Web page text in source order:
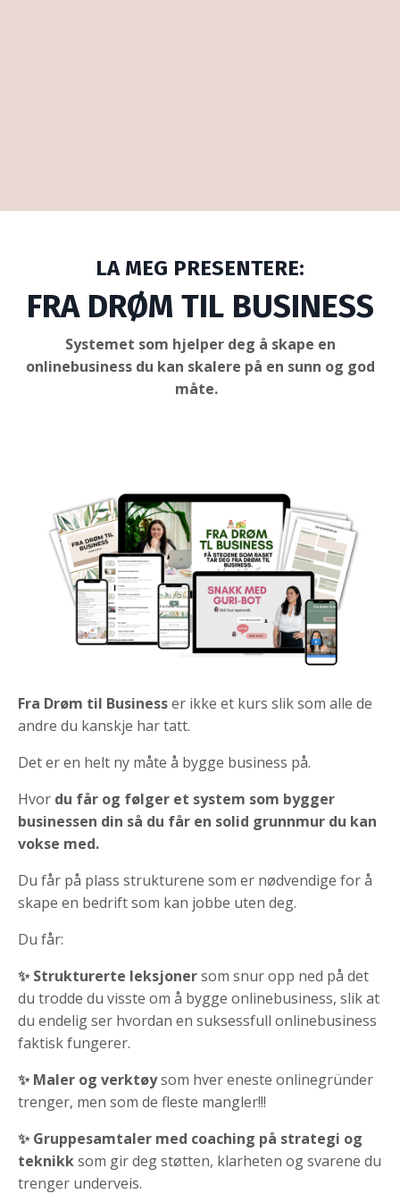
LA MEG PRESENTERE:
FRA DRØM TIL BUSINESS
Systemet som hjelper deg å skape en
onlinebusiness du kan skalere på en sunn og god
måte.
Fra Drøm til Businesser ikke et kurs slik som alle de
andre du kanskje har tatt.
Det er en helt ny måte å bygge business på.
Hvor du får og følger et system som bygger
businessen din så du får en solid grunnmur du kan
vokse med.
Du får på plass strukturene som er nødvendige for å
skape en bedrift som kan jobbe uten deg.
Du får:
✨ Strukturerte leksjonersom snur opp ned på det
du trodde du visste om å bygge onlinebusiness, slik at
du endelig ser hvordan en suksessfull onlinebusiness
faktisk fungerer.
✨Maler og verktøysom hver eneste onlinegründer
trenger, men som de fleste mangler!!!
✨ Gruppesamtaler med coaching på strategi og
teknikksom gir deg støtten, klarheten og svarene du
trenger underveis.